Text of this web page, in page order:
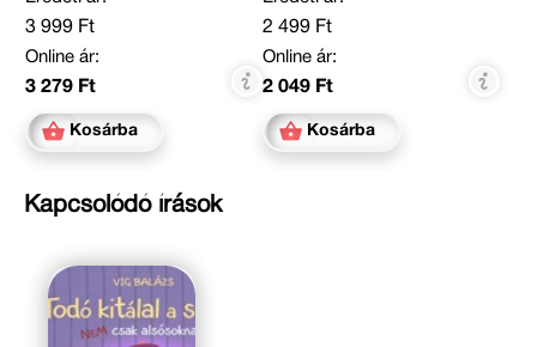
Krisztina Rita, Szabó Imola
Julianna, Tamás Zsuzsa,
Emőke, Vig Balázs
3 999 Ft
Online ár:
3 279 Ft
Kosárba
2 499 Ft
Online ár:
2 049 Ft
Kosárba
Kapcsolódó írások